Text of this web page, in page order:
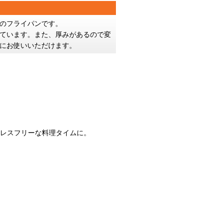
フライパンです。
います。また、厚みがあるので変
お使いいただけます。
スフリーな料理タイムに。